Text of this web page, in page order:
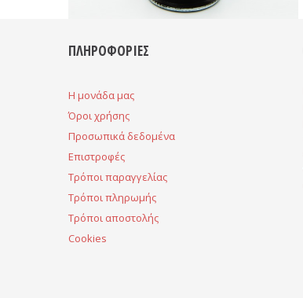
ΠΛΗΡΟΦΟΡΙΕΣ
H μονάδα μας
Όροι χρήσης
Προσωπικά δεδομένα
Επιστροφές
Τρόποι παραγγελίας
Τρόποι πληρωμής
Τρόποι αποστολής
Cookies